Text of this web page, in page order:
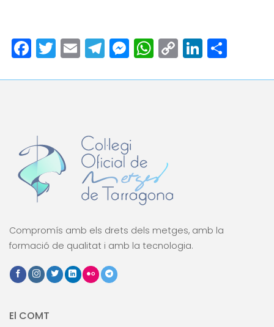
Facebook
Twitter
EmailTelegram
Messenger
WhatsApp
Copy
Link
Compromís amb els drets dels metges, amb la
formació de qualitat i amb la tecnologia.
El COMT